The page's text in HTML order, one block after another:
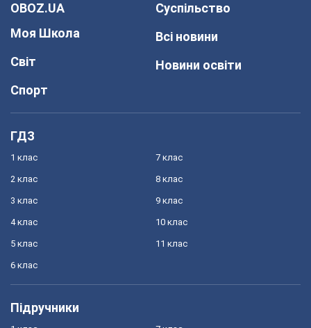
OBOZ.UA
Моя Школа
Світ
Спорт
Суспільство
Всі новини
Новини освіти
ГДЗ
1 клас
2 клас
3 клас
4 клас
5 клас
6 клас
7 клас
8 клас
9 клас
10 клас
11 клас
Підручники